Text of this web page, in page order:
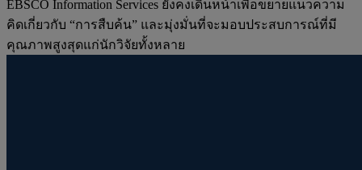
EBSCO Information Services ยังคงเดินหน้าเพื่อขยายแนวความ
คิดเกี่ยวกับ “การสืบค้น” และมุ่งมั่นที่จะมอบประสบการณ์ที่มี
คุณภาพสูงสุดแก่นักวิจัยทั้งหลาย